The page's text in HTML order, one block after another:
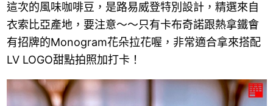
這次的風味咖啡豆，是路易威登特別設計，精選來自
衣索比亞產地，要注意～～只有卡布奇諾跟熱拿鐵會
有招牌的Monogram花朵拉花喔，非常適合拿來搭配
LV LOGO甜點拍照加打卡！